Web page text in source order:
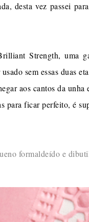
desta vez passei
Strength, uma
sem essas duas
aos cantos da unha
para ficar perfeito, é
formaldeído e